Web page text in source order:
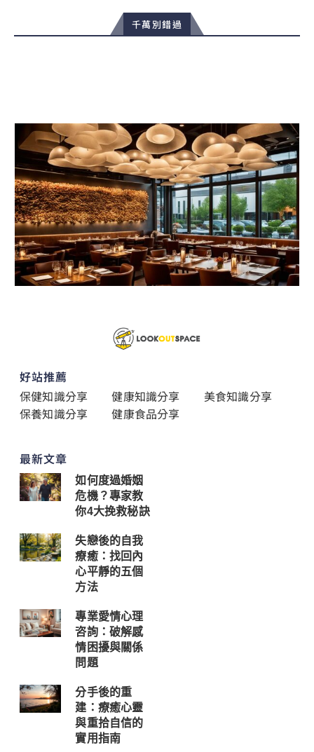
千萬別錯過
好站推薦
保健知識分享
健康知識分享
美食知識分享
保養知識分享
健康食品分享
最新文章
如何度過婚姻
危機？專家教
你4大挽救秘訣
失戀後的自我
療癒：找回內
心平靜的五個
方法
專業愛情心理
咨詢：破解感
情困擾與關係
問題
分手後的重
建：療癒心靈
與重拾自信的
實用指南